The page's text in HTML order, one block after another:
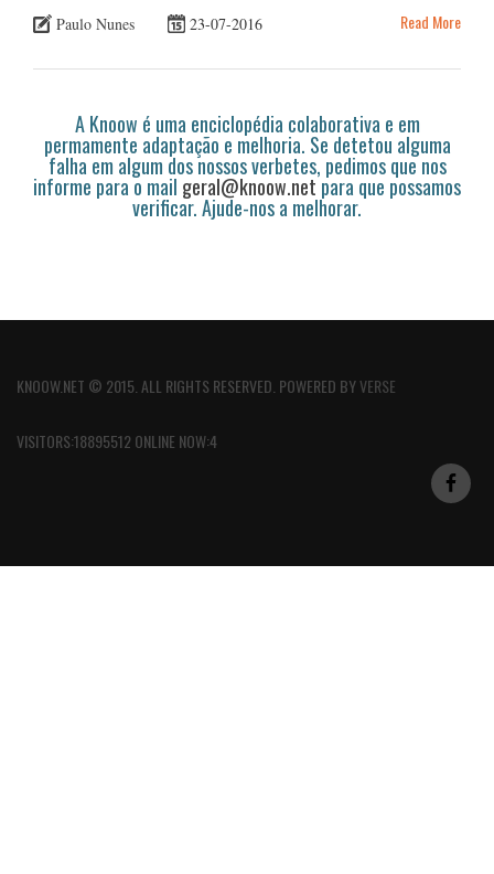
Paulo Nunes
23-07-2016 Read More
A Knoow é uma enciclopédia colaborativa e em
permamente adaptação e melhoria. Se detetou alguma
falha em algum dos nossos verbetes, pedimos que nos
informe para o mail geral@knoow.netpara que possamos
verificar. Ajude-nos a melhorar.
KNOOW.NET © 2015. ALL RIGHTS RESERVED. POWERED BYVERSE
VISITORS:18895512 ONLINE NOW:4